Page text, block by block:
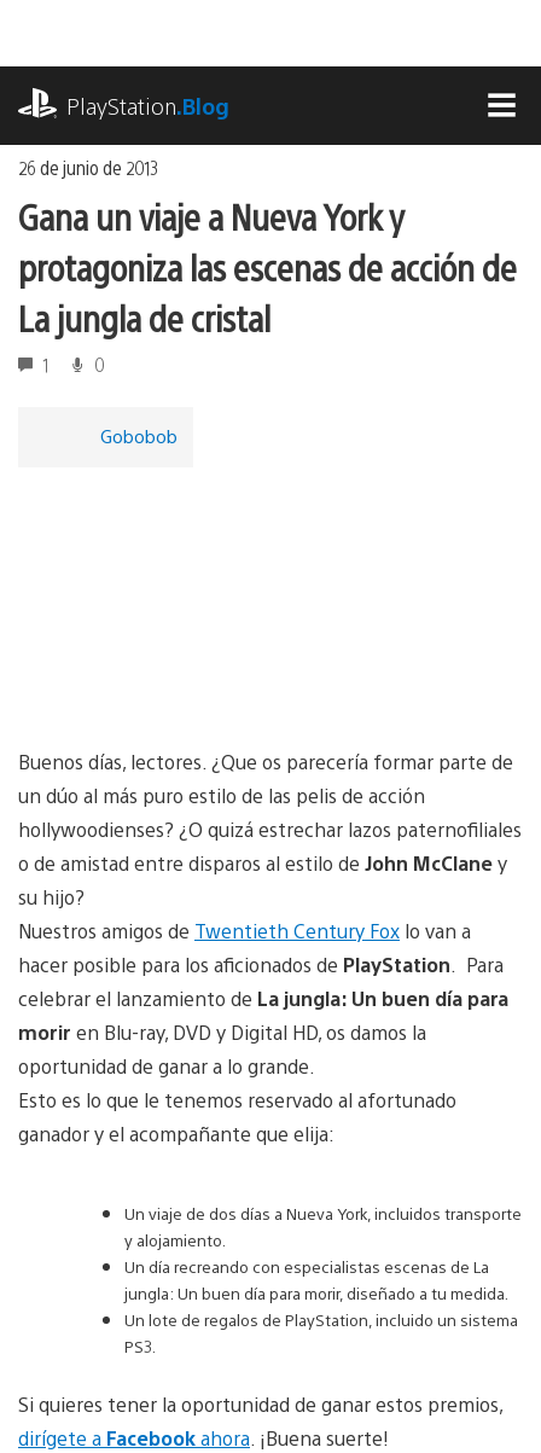
contenido
PlayStation.Blog
26 de junio de 2013
Gana un viaje a Nueva York y
protagoniza las escenas de acción de
La jungla de cristal
1 0
Gobobob
Buenos días, lectores. ¿Que os parecería formar parte de
un dúo al más puro estilo de las pelis de acción
hollywoodienses? ¿O quizá estrechar lazos paternofiliales
o de amistad entre disparos al estilo de John McClaney
su hijo?
Nuestros amigos de Twentieth Century Fox lo van a
hacer posible para los aficionados de PlayStation . Para
celebrar el lanzamiento de La jungla: Un buen día para
morir en Blu-ray, DVD y Digital HD, os damos la
oportunidad de ganar a lo grande.
Esto es lo que le tenemos reservado al afortunado
ganador y el acompañante que elija:
Un viaje de dos días a Nueva York, incluidos transporte
y alojamiento.
Un día recreando con especialistas escenas de La
jungla: Un buen día para morir, diseñado a tu medida.
Un lote de regalos de PlayStation, incluido un sistema
PS3.
Si quieres tener la oportunidad de ganar estos premios,
dirígete a Facebookahora . ¡Buena suerte!